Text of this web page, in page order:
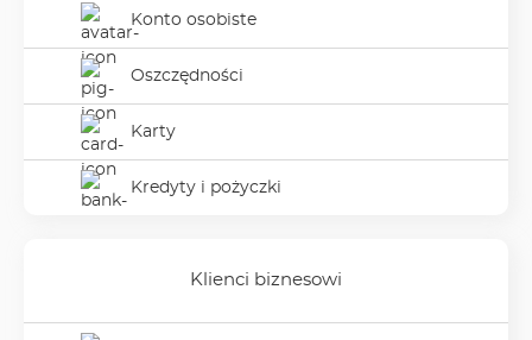
Konto osobiste w podmenu
Konto osobiste
Oszczędnościw podmenu
Oszczędności
Karty w podmenu
Karty
Kredyty i pożyczkiw podmenu
Kredyty i pożyczki
Klienci biznesowi